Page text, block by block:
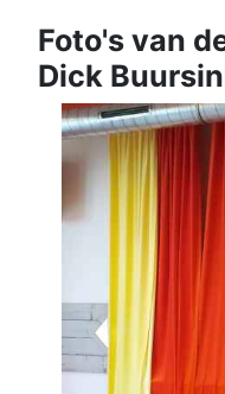
Foto's van
Dick